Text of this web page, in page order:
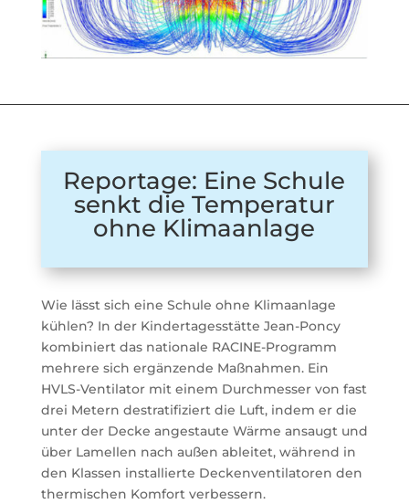
Reportage: Eine Schule
senkt die Temperatur
ohne Klimaanlage
Wie lässt sich eine Schule ohne Klimaanlage
kühlen? In der Kindertagesstätte Jean-Poncy
kombiniert das nationale RACINE-Programm
mehrere sich ergänzende Maßnahmen. Ein
HVLS-Ventilator mit einem Durchmesser von fast
drei Metern destratifiziert die Luft, indem er die
unter der Decke angestaute Wärme ansaugt und
über Lamellen nach außen ableitet, während in
den Klassen installierte Deckenventilatoren den
thermischen Komfort verbessern.